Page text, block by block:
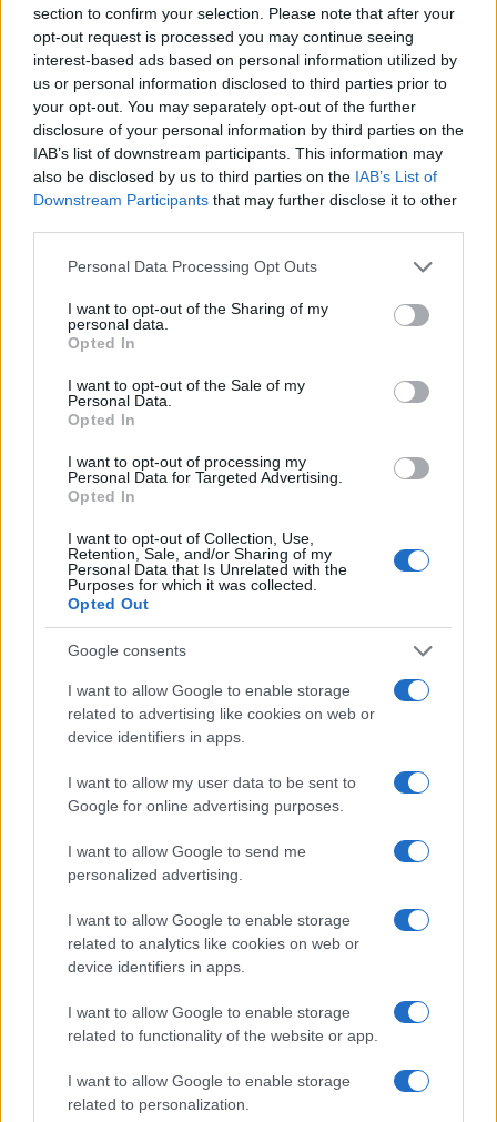
section to confirm your selection. Please note that after your
opt-out request is processed you may continue seeing
interest-based ads based on personal information utilized by
us or personal information disclosed to third parties prior to
your opt-out. You may separately opt-out of the further
disclosure of your personal information by third parties on the
IAB’s list of downstream participants. This information may
also be disclosed by us to third parties on the IAB’s List of
Downstream Participants that may further disclose it to other
Please note that this website/app uses one or more Google
not limited to your visit or usage behaviour. You may click to
grant or deny consent to Google and its third-party tags to
use your data for below specified purposes in below Google
consent section.
Personal Data Processing Opt Outs
I want to opt-out of the Sharing of my
personal data.
Opted In
I want to opt-out of the Sale of my
Personal Data.
Opted In
I want to opt-out of processing my
Personal Data for Targeted Advertising.
Opted In
I want to opt-out of Collection, Use,
Retention, Sale, and/or Sharing of my
Personal Data that Is Unrelated with the
Purposes for which it was collected.
Opted Out
Google consents
I want to allow Google to enable storage
related to advertising like cookies on web or
device identifiers in apps.
I want to allow my user data to be sent to
Google for online advertising purposes.
I want to allow Google to send me
personalized advertising.
I want to allow Google to enable storage
related to analytics like cookies on web or
device identifiers in apps.
I want to allow Google to enable storage
related to functionality of the website or app.
I want to allow Google to enable storage
related to personalization.
Az 1963 és 1981 közé datált keletkezésűA békecsászár
újragondolását főként az indokolja, hogy jó lenne hinni: nem
maradtunk le végképp színházi honfoglalásáról (magyarán:
emlékezetes premierjéről). Spiró György tumultuózus
dramaturgiájú munkái közül például aVircsaftot (egyelőre
vagy végleg?) kivetette, aKoccanást befogadta a magyar
színjátszás. Nagy történelmi kavalkádja viszont a mostani
kinyomtatásban is riaszthat elöljáró soraival: ?A dráma
játszva maximum négy óra, húzni nem lehet? Maximális
grandiozitás poétikájára itt nem térhetünk ki; arra sem, egy
(szabadtéri?) bemutató invenciózus rendezője mennyire
tudna egyezkedni a szerzővel. Olvasva a nagyszabású és
indulataiban is bölcs verses dráma ma ugyanúgy kissé
túlpörgetettnek-ismétlőnek érződik, mint első
megjelenésekor, de ?kemény és könnyű?, mint Spiró
mindig kemény ? a gyengébben sikeredettek is ?: kemény
az állaga, strukturálása, ítélkezése. S könnyű ? még a
bonyolultabbak is ?: az akció és dikció megokoltságában,
(1994?1995) éppen ezzel a kettős specifikumával,
kemény és könnyű jellegének energiáival igyekezett utat
felfogásában.
Príma környék(2011) a társadalom számára fölöslegessé
lett idős, beteg egyének öregek otthonában történő
elhelyezését szituálja. Pazarul bánik a szerepek súlyozásával
(a Jolika nevű főnökasszony annyit várat magára, hogy
hiányával ? és az őt övező dicshimnuszok révén ?
mindenható magaslatba emelkedik). Arányos jelenlétet és
érveket nyernek az elhelyezők és az elhelyezettek
képviselői is, míg a befogadói gépezet főleg egy
kabinetfigura, Jolika mindenese, Sunyi bá mondataiban jut